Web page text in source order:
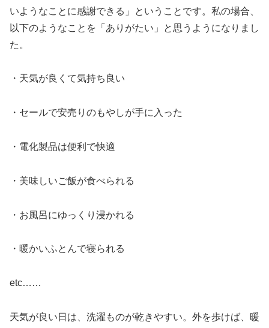
いようなことに感謝できる」ということです。私の場合、
以下のようなことを「ありがたい」と思うようになりまし
た。
・天気が良くて気持ち良い
・セールで安売りのもやしが手に入った
・電化製品は便利で快適
・美味しいご飯が食べられる
・お風呂にゆっくり浸かれる
・暖かいふとんで寝られる
etc……
天気が良い日は、洗濯ものが乾きやすい。外を歩けば、暖